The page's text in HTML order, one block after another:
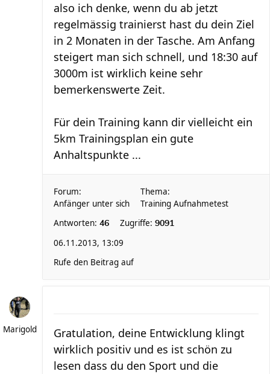
also ich denke, wenn du ab jetzt
regelmässig trainierst hast du dein Ziel
in 2 Monaten in der Tasche. Am Anfang
steigert man sich schnell, und 18:30 auf
3000m ist wirklich keine sehr
bemerkenswerte Zeit.
Für dein Training kann dir vielleicht ein
5km Trainingsplan ein gute
Anhaltspunkte ...
Forum:
Anfänger unter sich
Thema:
Training Aufnahmetest
Antworten: 46 Zugriffe: 9091
06.11.2013, 13:09
Rufe den Beitrag auf
Marigold
Gratulation, deine Entwicklung klingt
wirklich positiv und es ist schön zu
lesen dass du den Sport und die